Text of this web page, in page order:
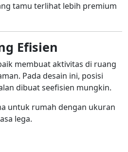
tamu terlihat lebih premium
Efisien
membuat aktivitas di ruang
Pada desain ini, posisi
dibuat seefisien mungkin.
untuk rumah dengan ukuran
lega.